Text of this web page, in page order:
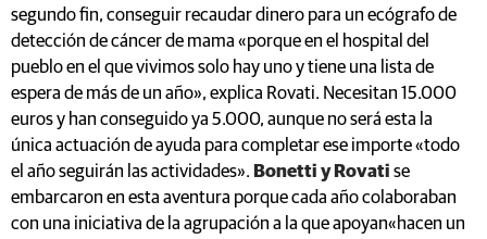
segundo fin, conseguir recaudar dinero para un ecógrafo de
detección de cáncer de mama «porque en el hospital del
pueblo en el que vivimos solo hay uno y tiene una lista de
espera de más de un año», explica Rovati. Necesitan 15.000
euros y han conseguido ya 5.000, aunque no será esta la
única actuación de ayuda para completar ese importe «todo
el año seguirán las actividades». Bonetti y Rovati se
embarcaron en esta aventura porque cada año colaboraban
con una iniciativa de la agrupación a la que apoyan«hacen un